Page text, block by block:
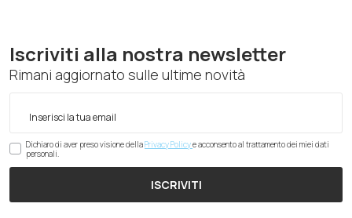
Iscriviti alla nostra newsletter
Rimani aggiornato sulle ultime novità
Dichiaro di aver preso visione dellaPrivacy Policye acconsento al trattamento dei miei dati
personali.
ISCRIVITI